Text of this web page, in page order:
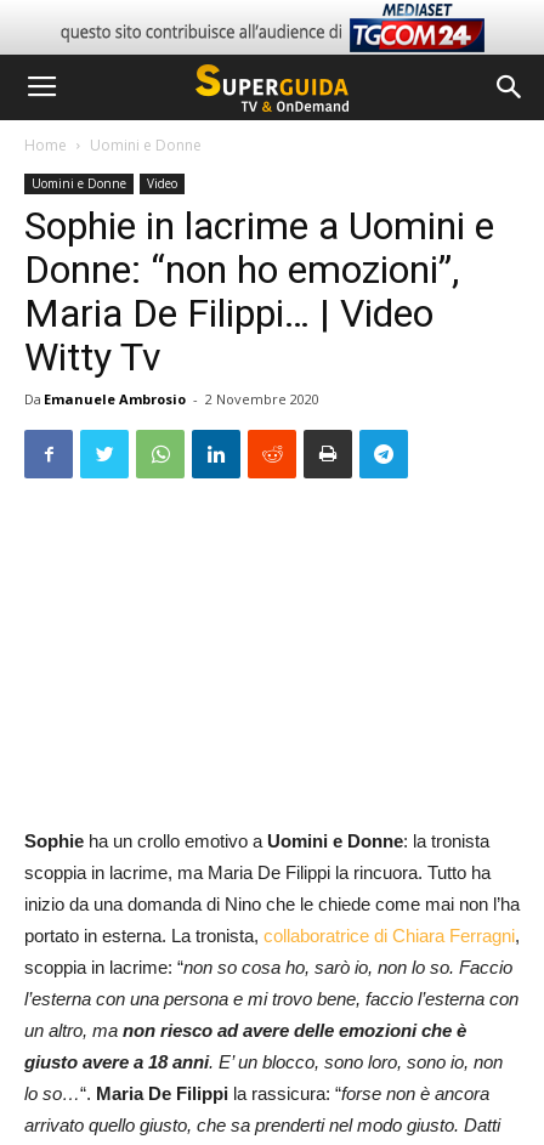
Home Uomini e Donne
Uomini e Donne Video
Sophie in lacrime a Uomini e
Donne: “non ho emozioni”,
Maria De Filippi… | Video
Witty Tv
Da Emanuele Ambrosio - 2 Novembre 2020
Sophie ha un crollo emotivo a Uomini e Donne: la tronista
scoppia in lacrime, ma Maria De Filippi la rincuora. Tutto ha
inizio da una domanda di Nino che le chiede come mai non l’ha
portato in esterna. La tronista, collaboratrice di Chiara Ferragni,
scoppia in lacrime: “non so cosa ho, sarò io, non lo so. Faccio
l’esterna con una persona e mi trovo bene, faccio l’esterna con
un altro, ma non riesco ad avere delle emozioni che è
giusto avere a 18 anni. E’ un blocco, sono loro, sono io, non
lo so…“. Maria De Filippi la rassicura: “forse non è ancora
arrivato quello giusto, che sa prenderti nel modo giusto. Datti